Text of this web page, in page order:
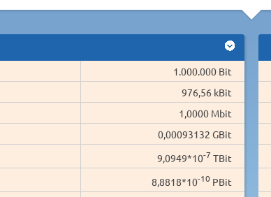
1.000.000 Bit
976,56 kBit
1,0000 Mbit
0,00093132 GBit
9,0949*10-7 TBit
8,8818*10-10 PBit